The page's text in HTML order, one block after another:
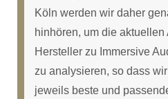
Köln werden wir daher
hinhören, um die aktuellen
Hersteller zu Immersive
zu analysieren, so dass
jeweils beste und